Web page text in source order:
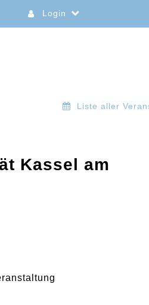
Login
Liste aller
Kassel am